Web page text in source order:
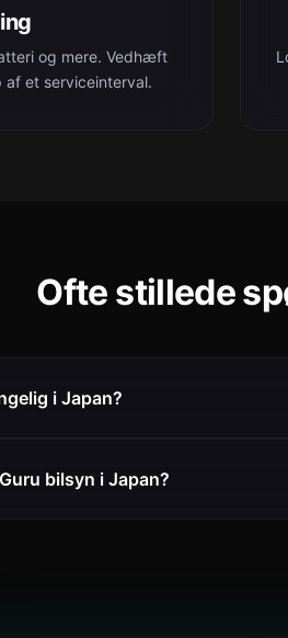
og mere. Vedhæft
et serviceinterval.
Ofte stillede
i Japan?
bilsyn i Japan?